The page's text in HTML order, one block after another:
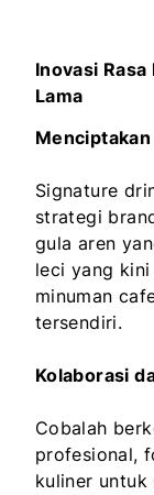
Inovasi
Lama
Signature
strategi
gula aren
leci yang
minuman
tersendiri.
Kolaborasi
Cobalah
profesional,
kuliner untuk